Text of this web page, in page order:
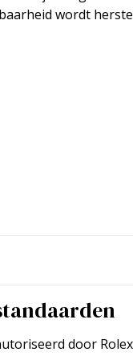
wordt
door